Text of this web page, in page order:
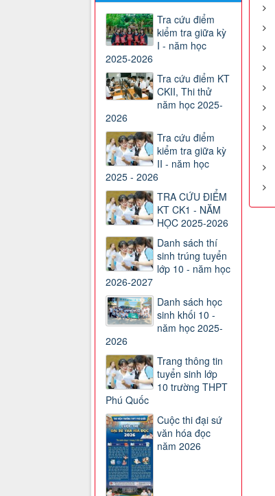
Tra cứu điểm
kiểm tra giữa kỳ
I - năm học
2025-2026
Tra cứu điểm KT
CKII, Thi thử
năm học 2025-
2026
Tra cứu điểm
kiểm tra giữa kỳ
II - năm học
2025 - 2026
TRA CỨU ĐIỂM
KT CK1 - NĂM
HỌC 2025-2026
Danh sách thí
sinh trúng tuyển
lớp 10 - năm học
2026-2027
Danh sách học
sinh khối 10 -
năm học 2025-
2026
Trang thông tin
tuyển sinh lớp
10 trường THPT
Phú Quốc
Cuộc thi đại sứ
văn hóa đọc
năm 2026